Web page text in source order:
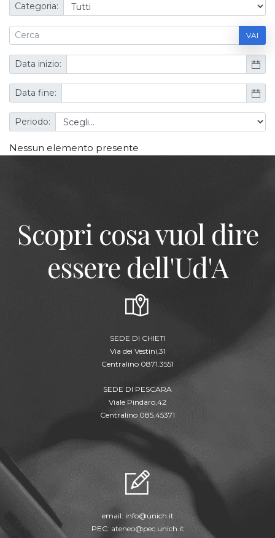
Categoria:
VAI
Data inizio:
Data fine:
Periodo:
Nessun elemento presente
Scopri cosa vuol dire
essere dell'Ud'A
SEDE DI CHIETI
Via dei Vestini,31
Centralino 0871.3551
SEDE DI PESCARA
Viale Pindaro,42
Centralino 085.45371
email: info@unich.it
PEC: ateneo@pec.unich.it